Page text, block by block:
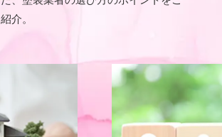
紹介。